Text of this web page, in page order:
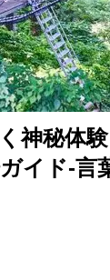
神秘体
イド-言